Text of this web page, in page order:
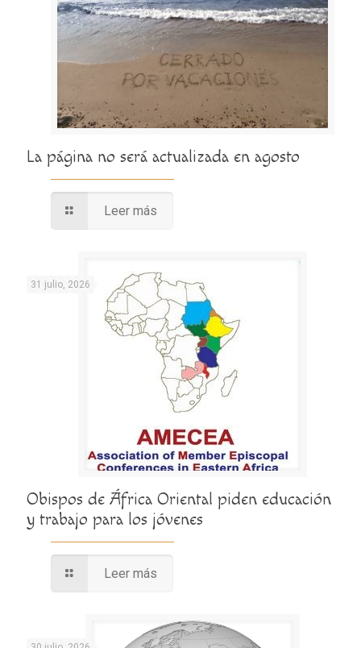
La página no será actualizada en agosto
Leer más
31 julio, 2026
Obispos de África Oriental piden educación
y trabajo para los jóvenes
Leer más